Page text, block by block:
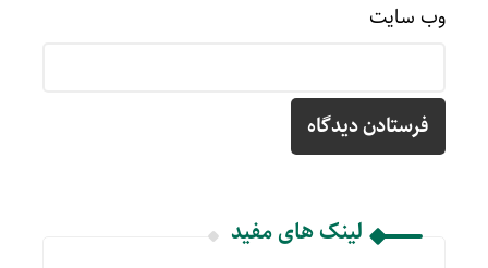
وب‌ سایت
لینک های مفید